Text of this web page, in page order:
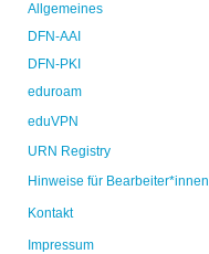
Allgemeines
DFN-AAI
DFN-PKI
eduroam
eduVPN
URN Registry
Hinweise für Bearbeiter*innen
Kontakt
Impressum